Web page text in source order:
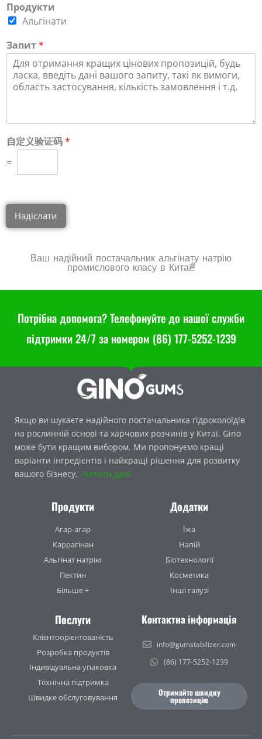
Продукти
Альгінати
Запит*
自定义验证码*
=
Надіслати
Ваш надійний постачальник альгінату натрію
промислового класу в Китаї!!!
Потрібна допомога? Телефонуйте до нашої служби
підтримки 24/7 за номером (86) 177-5252-1239
Якщо ви шукаєте надійного постачальника гідроколоїдів
на рослинній основі та харчових розчинів у Китаї, Gino
може бути кращим вибором. Ми пропонуємо кращі
варіанти інгредієнтів і найкращі рішення для розвитку
вашого бізнесу. Читати далі
Продукти
Агар-агар
Каррагінан
Альгінат натрію
Пектин
Більше +
Додатки
Їжа
Напій
Біотехнології
Косметика
Інші галузі
Послуги
Клієнтоорієнтованість
Розробка продуктів
Індивідуальна упаковка
Технічна підтримка
Швидке обслуговування
Контактна інформація
info@gumstabilizer.com
(86) 177-5252-1239
Отримайте швидку
пропозицію